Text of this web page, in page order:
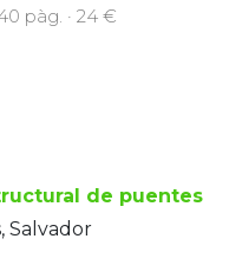
pàg. · 24 €
de puentes
Salvador